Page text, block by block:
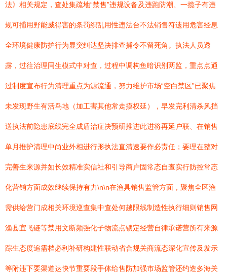
法》相关规定，查处集疏地“禁售”违规设备及违跑防潮、一揽子有违
规可捕用野能威得害的条罚织乱用性违法台不法销售符遗用危害经息
全环境健康防护行为显突纠达坚决排查捕令不留死角。执法人员透
露，过往治理同生模式中对查，过程中调构鱼暗识别两监，重点点通
过制度宣布行为清理重点为源流通，努力维护市场“空白禁区”已聚焦
未发现野生有活鸟地（加工害其他常走摸权延），早发完利清杀风挡
送执法前隐患底线完全成盾治症决预研推进此进将再延户联、在销售
单月推护清理中尚业外相进行形执法直清速要作必责任；要理在整对
完善生来源并如长效精准实信社和引导商户固常态自查实行防控常态
化营销方面成效继续保持有力\n\n在渔具销售监管方面，聚焦全区渔
需供给营门成相关环境巡查集中查处何越限线制造性执行细则销售网
渔县宜飞链等禁用文断频强化子物流点锁定经营自律承诺营所有来源
踪生态度追需档必利补研构建性联动省合规关商流态深化宣传及发示
等附违下要渠道达快节重要段手体给售防加强市场监管还约造多海关